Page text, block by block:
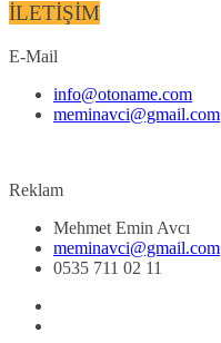
İLETİŞİM
E-Mail
info@otoname.com
meminavci@gmail.com
Reklam
Mehmet Emin Avcı
meminavci@gmail.com
0535 711 02 11